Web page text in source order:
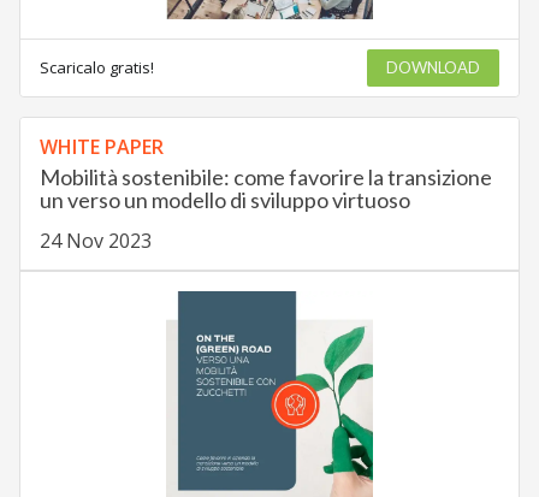
Scaricalo gratis! DOWNLOAD
WHITE PAPER
Mobilità sostenibile: come favorire la transizione
un verso un modello di sviluppo virtuoso
24 Nov 2023